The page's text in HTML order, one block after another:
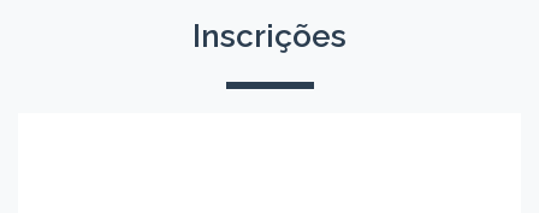
Inscrições